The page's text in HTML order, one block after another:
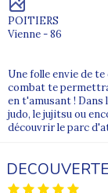
POITIERS
Vienne - 86
Une folle envie de
combat te
en t'amusant !
judo, le jujitsu ou
découvrir le parc